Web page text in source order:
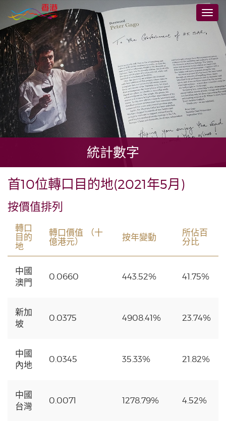
至
主
要
內
容
切
統計數字
首10位轉口目的地(2021年5月)
按價值排列
轉口
目的
地
轉口價值 （十
億港元）
按年變動
所佔百
分比
中國
澳門
0.0660 443.52% 41.75%
新加
坡
0.0375 4908.41% 23.74%
中國
內地
0.0345 35.33% 21.82%
中國
台灣
0.0071 1278.79% 4.52%